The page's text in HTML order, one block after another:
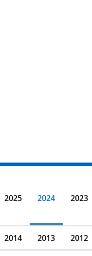
2025 2024 2023
2014 2013 2012